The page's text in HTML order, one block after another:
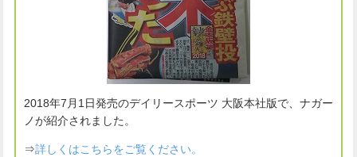
2018年7月1日発売のデイリースポーツ 大阪本社版で、ナガー
ノが紹介されました。
⇒詳しくはこちらをご覧ください。